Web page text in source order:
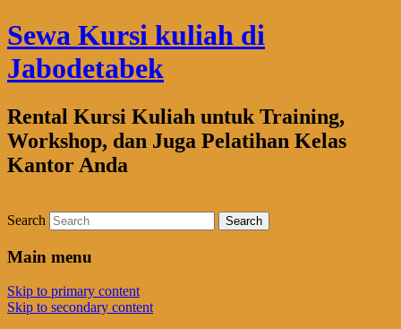
Sewa Kursi kuliah di
Jabodetabek
Rental Kursi Kuliah untuk Training,
Workshop, dan Juga Pelatihan Kelas
Kantor Anda
Search
Main menu
Skip to primary content
Skip to secondary content